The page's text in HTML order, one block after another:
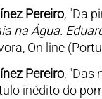
Pereiro, "Da
na Água.
On line
Pereiro, "Das
inédito do